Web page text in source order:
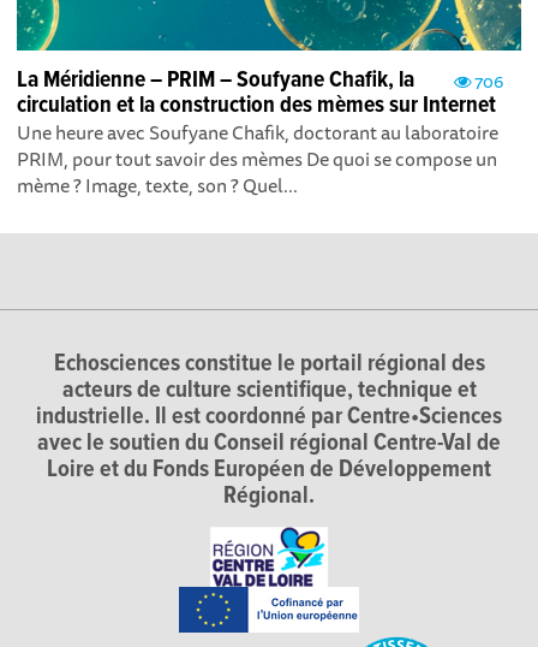
706
La Méridienne – PRIM – Soufyane Chafik, la
circulation et la construction des mèmes sur Internet
Une heure avec Soufyane Chafik, doctorant au laboratoire
PRIM, pour tout savoir des mèmes De quoi se compose un
mème ? Image, texte, son ? Quel...
Echosciences constitue le portail régional des
acteurs de culture scientifique, technique et
industrielle. Il est coordonné par Centre•Sciences
avec le soutien du Conseil régional Centre-Val de
Loire et du Fonds Européen de Développement
Régional.